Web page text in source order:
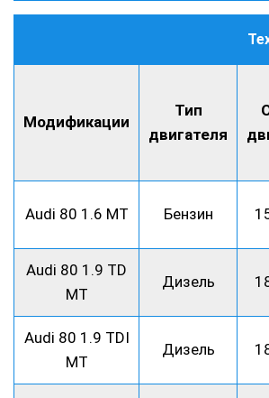
Модификации
Тип
двигателя
Audi 80 1.6 MT Бензин
Audi 80 1.9 TD
MT
Дизель
Audi 80 1.9 TDI
MT
Дизель